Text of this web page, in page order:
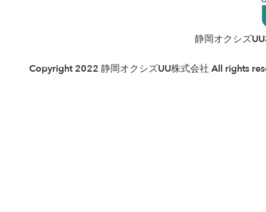
静岡オクシズ
Copyright 2022 静岡オクシズUU株式会社 All rights